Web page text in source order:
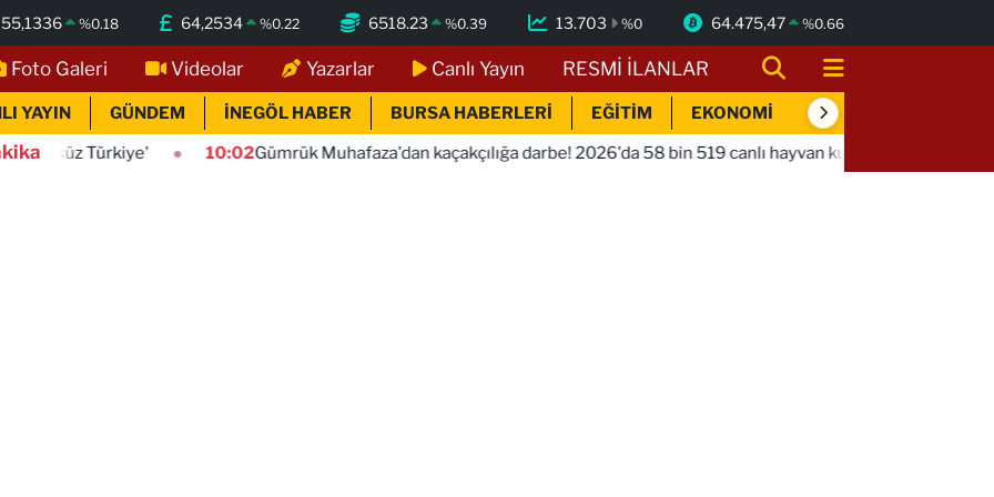
55,1336 %0.18 64,2534 %0.22 6518.23 %0.39 13.703 %0 64.475,47 %0.66
Foto Galeri Videolar Yazarlar Canlı Yayın RESMİ İLANLAR
YAYIN GÜNDEM İNEGÖL HABER BURSA HABERLERİ EĞİTİM EKONOMİ SİYASET
10:02Gümrük Muhafaza'dan kaçakçılığa darbe! 2026'da 58 bin 519 canlı hayvan kurtarıldı 09:58